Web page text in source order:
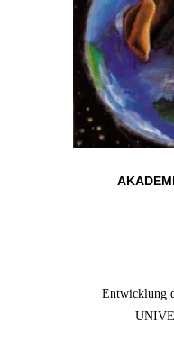
Entwicklung